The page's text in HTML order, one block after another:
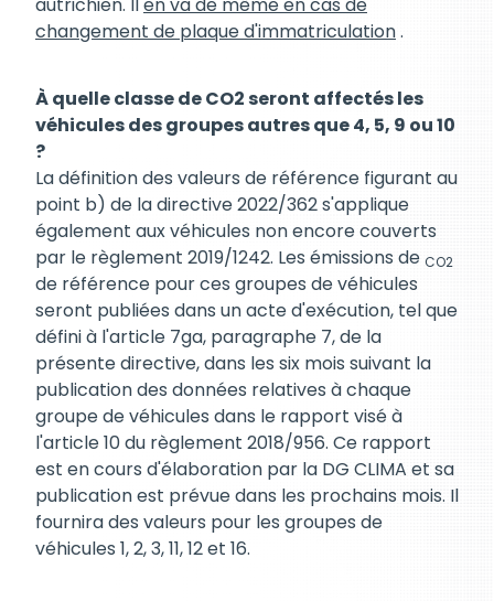
changement de plaque d'immatriculation.
À quelle classe de CO2 seront affectés les
véhicules des groupes autres que 4, 5, 9 ou 10
?
La définition des valeurs de référence figurant au
point b) de la directive 2022/362 s'applique
également aux véhicules non encore couverts
par le règlement 2019/1242. Les émissions de CO2
de référence pour ces groupes de véhicules
seront publiées dans un acte d'exécution, tel que
défini à l'article 7ga, paragraphe 7, de la
présente directive, dans les six mois suivant la
publication des données relatives à chaque
groupe de véhicules dans le rapport visé à
l'article 10 du règlement 2018/956. Ce rapport
est en cours d'élaboration par la DG CLIMA et sa
publication est prévue dans les prochains mois. Il
fournira des valeurs pour les groupes de
véhicules 1, 2, 3, 11, 12 et 16.